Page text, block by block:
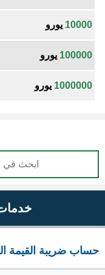
10000 يورو
100000 يورو
1000000 يورو
حساب ضريبة القيمة